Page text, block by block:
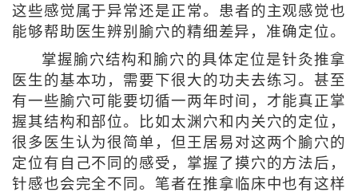
这些感觉属于异常还是正常。患者的主观感觉也
能够帮助医生辨别腧穴的精细差异，准确定位。
掌握腧穴结构和腧穴的具体定位是针灸推拿
医生的基本功，需要下很大的功夫去练习。甚至
有一些腧穴可能要切循一两年时间，才能真正掌
握其结构和部位。比如太渊穴和内关穴的定位，
很多医生认为很简单，但王居易对这两个腧穴的
定位有自己不同的感受，掌握了摸穴的方法后，
针感也会完全不同。笔者在推拿临床中也有这样